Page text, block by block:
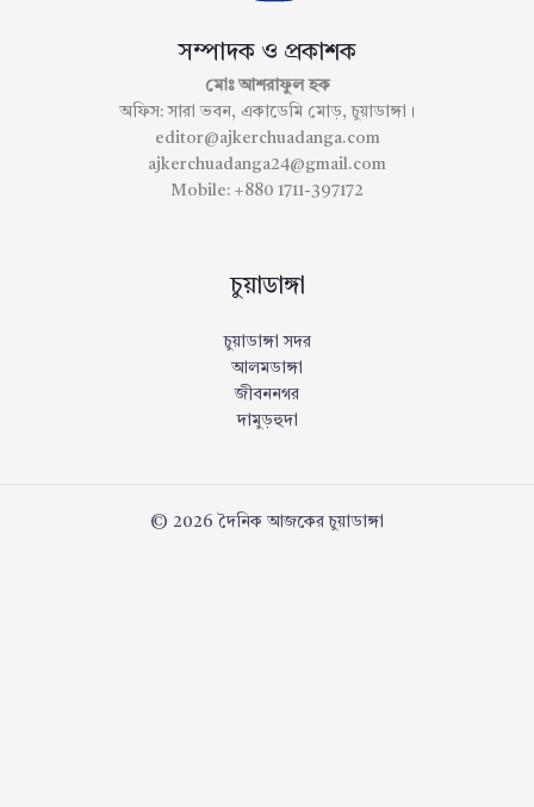
সম্পাদক ও প্রকাশক
মোঃ আশরাফুল হক
অফিস: সারা ভবন, একাডেমি মোড়, চুয়াডাঙ্গা।
editor@ajkerchuadanga.com
ajkerchuadanga24@gmail.com
Mobile: +880 1711-397172
চুয়াডাঙ্গা
চুয়াডাঙ্গা সদর
আলমডাঙ্গা
জীবননগর
দামুড়হুদা
© 2026 দৈনিক আজকের চুয়াডাঙ্গা